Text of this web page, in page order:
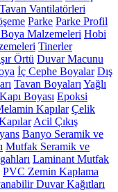
Tavan Vantilatörleri
Parke Parke Profil
Malzemeleri Hobi
Tinerler
Örtü Duvar Macunu
İç Cephe Boyalar Dış
Tavan Boyaları Yağlı
Kapı Boyası Epoksi
Kapılar Çelik
Acil Çıkış
Banyo Seramik ve
Mutfak Seramik ve
Laminant Mutfak
PVC Zemin Kaplama
Duvar Kağıtları